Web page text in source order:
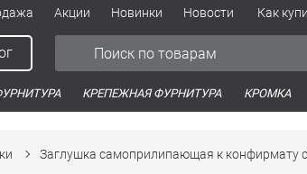
Акции Новинки Новости Как
КРЕПЕЖНАЯ ФУРНИТУРА КРОМКА
Заглушка самоприлипающая к конфирмату